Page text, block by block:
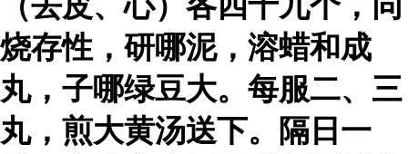
烧存性，研哪泥，溶蜡和成
丸，子哪绿豆大。每服二、三
丸，煎大黄汤送下。隔日一